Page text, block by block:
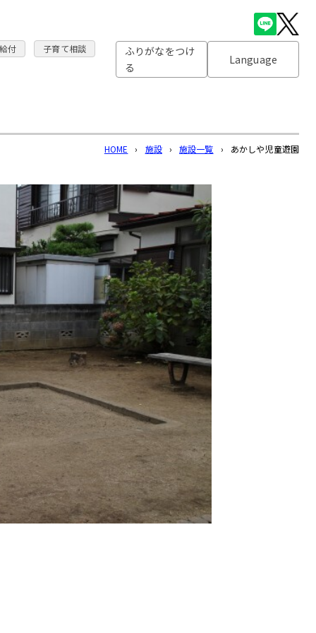
付
子育て相談
ふりがなをつけ
る
Language
HOME › 施設 › 施設一覧 › あかしや児童遊園